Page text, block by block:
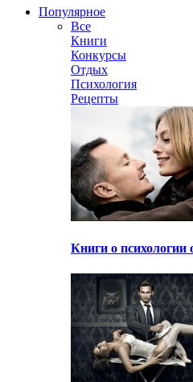
Популярное
Все
Книги
Конкурсы
Отдых
Психология
Рецепты
Книги о психологии